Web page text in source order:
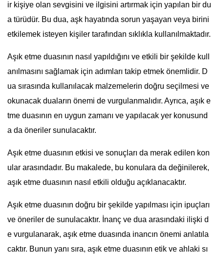
ir kişiye olan sevgisini ve ilgisini artırmak için yapılan bir du
a türüdür. Bu dua, aşk hayatında sorun yaşayan veya birini
etkilemek isteyen kişiler tarafından sıklıkla kullanılmaktadır.
Aşık etme duasının nasıl yapıldığını ve etkili bir şekilde kull
anılmasını sağlamak için adımları takip etmek önemlidir. D
ua sırasında kullanılacak malzemelerin doğru seçilmesi ve
okunacak duaların önemi de vurgulanmalıdır. Ayrıca, aşık e
tme duasının en uygun zamanı ve yapılacak yer konusund
a da öneriler sunulacaktır.
Aşık etme duasının etkisi ve sonuçları da merak edilen kon
ular arasındadır. Bu makalede, bu konulara da değinilerek,
aşık etme duasının nasıl etkili olduğu açıklanacaktır.
Aşık etme duasının doğru bir şekilde yapılması için ipuçları
ve öneriler de sunulacaktır. İnanç ve dua arasındaki ilişki d
e vurgulanarak, aşık etme duasında inancın önemi anlatıla
caktır. Bunun yanı sıra, aşık etme duasının etik ve ahlaki sı